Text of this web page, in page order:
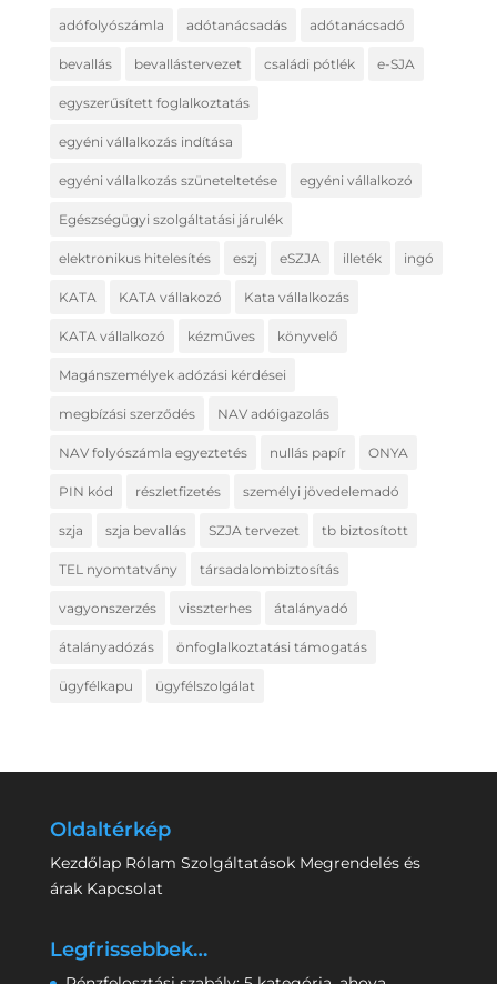
adófolyószámla adótanácsadás adótanácsadó
bevallás bevallástervezet családi pótlék e-SJA
egyszerűsített foglalkoztatás
egyéni vállalkozás indítása
egyéni vállalkozás szüneteltetése egyéni vállalkozó
Egészségügyi szolgáltatási járulék
elektronikus hitelesítés eszj eSZJA illeték ingó
KATA KATA vállakozó Kata vállalkozás
KATA vállalkozó kézműves könyvelő
Magánszemélyek adózási kérdései
megbízási szerződés NAV adóigazolás
NAV folyószámla egyeztetés nullás papír ONYA
PIN kód részletfizetés személyi jövedelemadó
szja szja bevallás SZJA tervezet tb biztosított
TEL nyomtatvány társadalombiztosítás
vagyonszerzés visszterhes átalányadó
átalányadózás önfoglalkoztatási támogatás
ügyfélkapu ügyfélszolgálat
Oldaltérkép
Kezdőlap Rólam Szolgáltatások Megrendelés és
árak Kapcsolat
Legfrissebbek…